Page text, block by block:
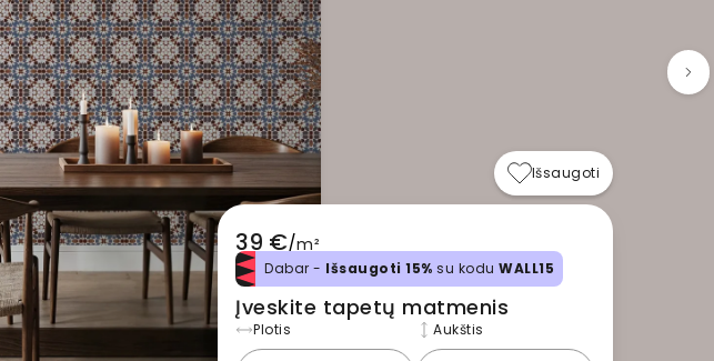
Išsaugoti
39 €/m²
Dabar - Išsaugoti 15% su kodu WALL15
Įveskite tapetų matmenis
Plotis Aukštis